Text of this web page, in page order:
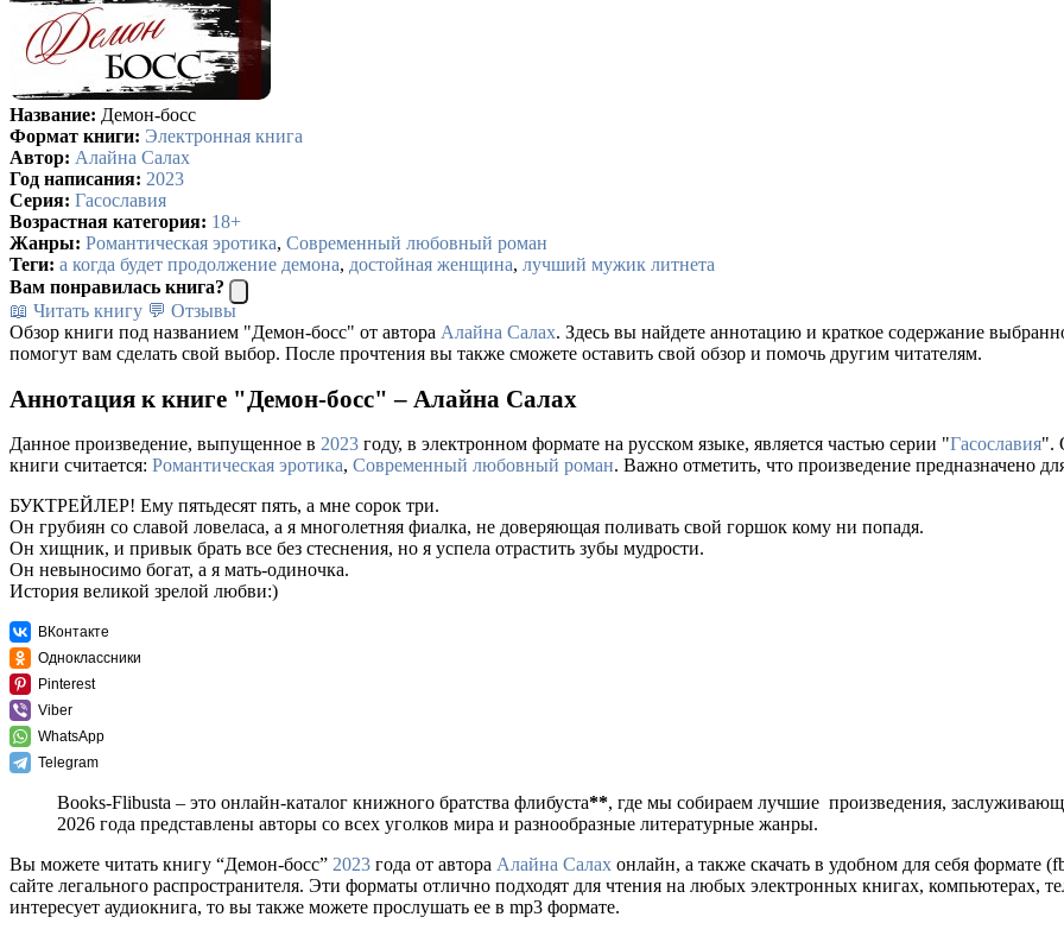
Название: Демон-босс
Формат книги: Электронная книга
Автор: Алайна Салах
Год написания: 2023
Серия: Гасославия
Возрастная категория: 18+
Жанры: Романтическая эротика, Современный любовный роман
Теги: а когда будет продолжение демона, достойная женщина, лучший мужик литнета
Вам понравилась книга?
📖 Читать книгу 💬 Отзывы
Обзор книги под названием "Демон-босс" от автора Алайна Салах. Здесь вы найдете аннотацию и краткое содержание
помогут вам сделать свой выбор. После прочтения вы также сможете оставить свой обзор и помочь другим читателям.
Аннотация к книге "Демон-босс" – Алайна Салах
Данное произведение, выпущенное в 2023 году, в электронном формате на русском языке, является частью серии "Гасославия".
книги считается: Романтическая эротика, Современный любовный роман. Важно отметить, что произведение предназначено
БУКТРЕЙЛЕР! Ему пятьдесят пять, а мне сорок три.
Он грубиян со славой ловеласа, а я многолетняя фиалка, не доверяющая поливать свой горшок кому ни попадя.
Он хищник, и привык брать все без стеснения, но я успела отрастить зубы мудрости.
Он невыносимо богат, а я мать-одиночка.
История великой зрелой любви:)
ВКонтакте
Одноклассники
Pinterest
Viber
WhatsApp
Telegram
Books-Flibusta – это онлайн-каталог книжного братства флибуста**, где мы собираем лучшие произведения,
2026 года представлены авторы со всех уголков мира и разнообразные литературные жанры.
Вы можете читать книгу “Демон-босс” 2023 года от автора Алайна Салах онлайн, а также скачать в удобном для себя формате
сайте легального распространителя. Эти форматы отлично подходят для чтения на любых электронных книгах, компьютерах,
интересует аудиокнига, то вы также можете прослушать ее в mp3 формате.